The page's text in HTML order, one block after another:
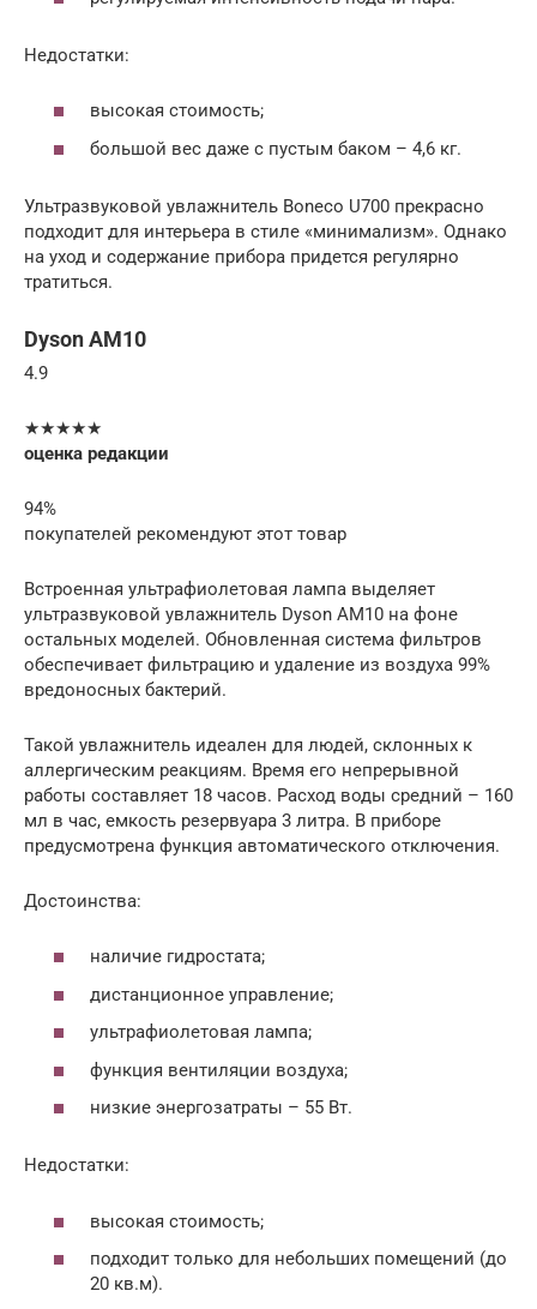
Недостатки:
высокая стоимость;
большой вес даже с пустым баком – 4,6 кг.
Ультразвуковой увлажнитель Boneco U700 прекрасно
подходит для интерьера в стиле «минимализм». Однако
на уход и содержание прибора придется регулярно
тратиться.
Dyson AM10
4.9
★★★★★
оценка редакции
94%
покупателей рекомендуют этот товар
Встроенная ультрафиолетовая лампа выделяет
ультразвуковой увлажнитель Dyson AM10 на фоне
остальных моделей. Обновленная система фильтров
обеспечивает фильтрацию и удаление из воздуха 99%
вредоносных бактерий.
Такой увлажнитель идеален для людей, склонных к
аллергическим реакциям. Время его непрерывной
работы составляет 18 часов. Расход воды средний – 160
мл в час, емкость резервуара 3 литра. В приборе
предусмотрена функция автоматического отключения.
Достоинства:
наличие гидростата;
дистанционное управление;
ультрафиолетовая лампа;
функция вентиляции воздуха;
низкие энергозатраты – 55 Вт.
Недостатки:
высокая стоимость;
подходит только для небольших помещений (до
20 кв.м).